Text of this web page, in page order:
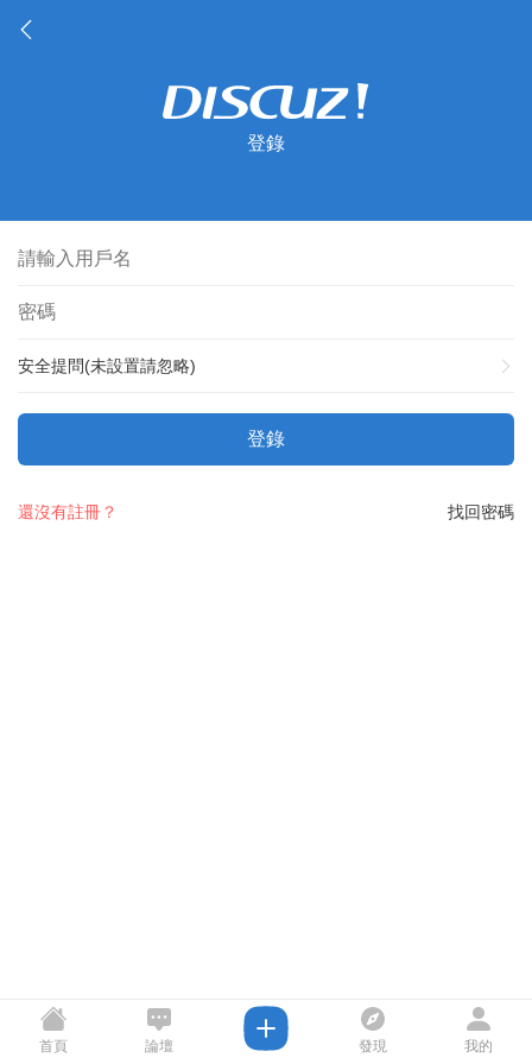
登錄
安全提問(未設置請忽略)
登錄
找回密碼
還沒有註冊？
首頁 論壇 發現 我的